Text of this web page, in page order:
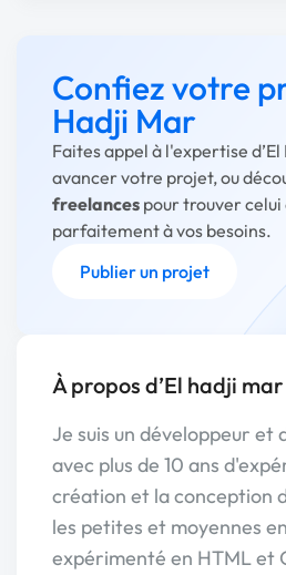
Confiez votre
Hadji Mar
Faites appel à l'expertise
avancer votre projet, ou
freelances pour trouver
parfaitement à vos besoins.
Publier un projet
À propos d’El hadji mar
Je suis un développeur et
avec plus de 10 ans
création et la conception
les petites et moyennes
expérimenté en HTML et